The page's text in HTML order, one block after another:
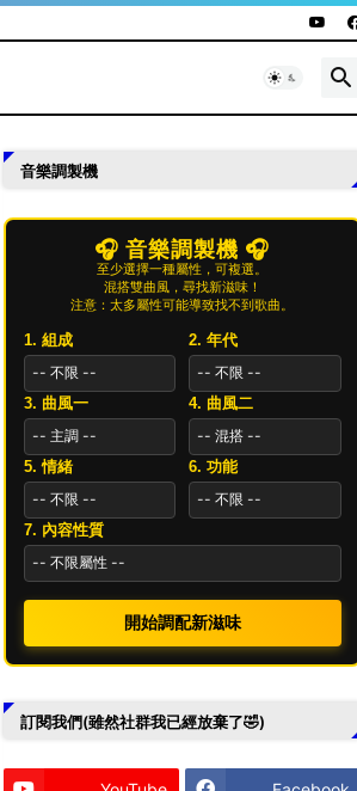
音樂調製機
🎧 音樂調製機 🎧
至少選擇一種屬性，可複選。
混搭雙曲風，尋找新滋味！
注意：太多屬性可能導致找不到歌曲。
1. 組成 2. 年代
3. 曲風一 4. 曲風二
5. 情緒 6. 功能
7. 內容性質
開始調配新滋味
訂閱我們(雖然社群我已經放棄了🤣)